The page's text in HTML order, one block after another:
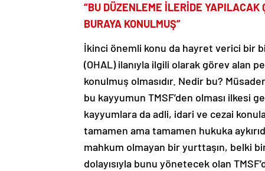
“BU DÜZENLEME İLERİDE YAPILACAK
BURAYA KONULMUŞ”
İkinci önemli konu da hayret verici bir
(OHAL) ilanıyla ilgili olarak görev alan
konulmuş olmasıdır. Nedir bu?
bu kayyumun TMSF’den olması ilkesi
kayyumlara da adli, idari ve cezai
tamamen ama tamamen hukuka
mahkum olmayan bir yurttaşın, belki
dolayısıyla bunu yönetecek olan